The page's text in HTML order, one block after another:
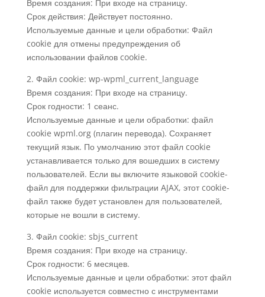
Время создания: При входе на страницу.
Срок действия: Действует постоянно.
Используемые данные и цели обработки: Файл
cookie для отмены предупреждения об
использовании файлов cookie.
2. Файл cookie: wp-wpml_current_language
Время создания: При входе на страницу.
Срок годности: 1 сеанс.
Используемые данные и цели обработки: файл
cookie wpml.org (плагин перевода). Сохраняет
текущий язык. По умолчанию этот файл cookie
устанавливается только для вошедших в систему
пользователей. Если вы включите языковой cookie-
файл для поддержки фильтрации AJAX, этот cookie-
файл также будет установлен для пользователей,
которые не вошли в систему.
3. Файл cookie: sbjs_current
Время создания: При входе на страницу.
Срок годности: 6 месяцев.
Используемые данные и цели обработки: этот файл
cookie используется совместно с инструментами